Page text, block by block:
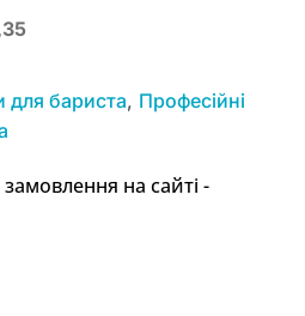
для бариста, Професійні
на сайті -